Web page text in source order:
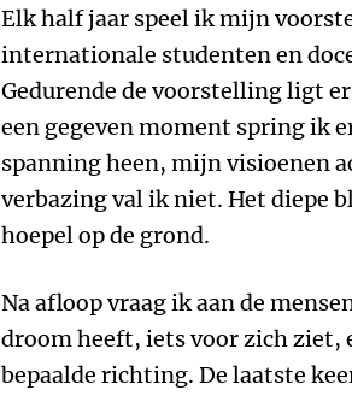
Elk half jaar speel ik mijn
internationale studenten en
Gedurende de voorstelling ligt
een gegeven moment spring ik
spanning heen, mijn visioenen
verbazing val ik niet. Het diepe
hoepel op de grond.
Na afloop vraag ik aan de
droom heeft, iets voor zich ziet,
bepaalde richting. De laatste